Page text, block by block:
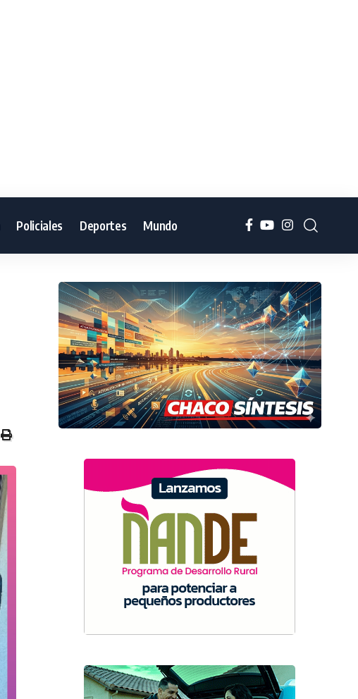
Policiales Deportes Mundo